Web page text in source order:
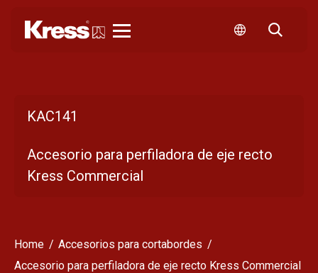
KAC141
Accesorio para perfiladora de eje recto
Kress Commercial
Home
Accesorios para cortabordes
Accesorio para perfiladora de eje recto Kress Commercial